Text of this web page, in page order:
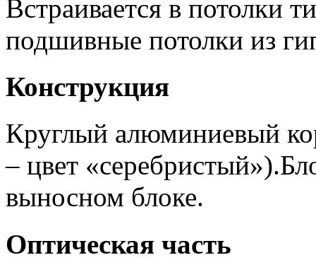
Встраивается в потолки
подшивные потолки из
Конструкция
Круглый алюминиевый
– цвет
выносном блоке.
Оптическая часть